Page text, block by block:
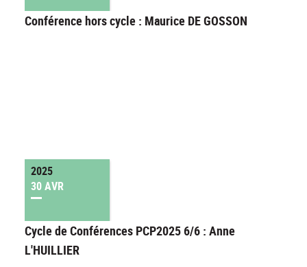
Conférence hors cycle : Maurice DE GOSSON
2025
30 AVR
Cycle de Conférences PCP2025 6/6 : Anne
L'HUILLIER